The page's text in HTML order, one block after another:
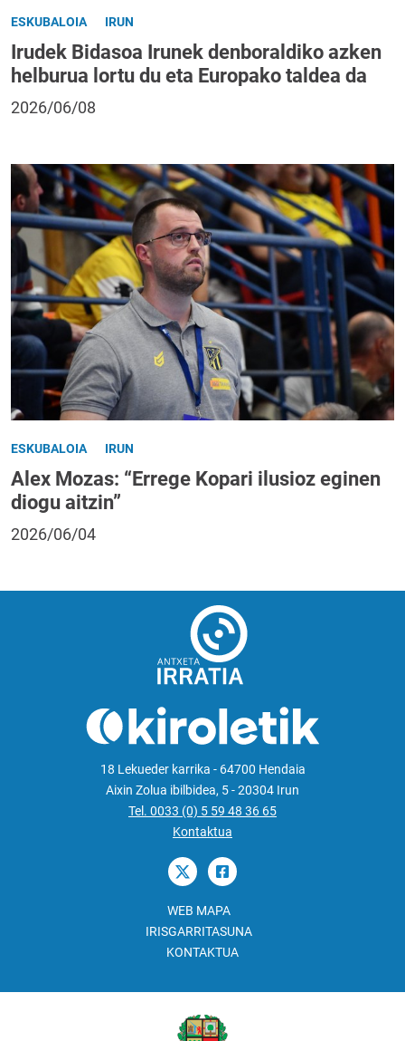
ESKUBALOIA IRUN
Irudek Bidasoa Irunek denboraldiko azken
helburua lortu du eta Europako taldea da
2026/06/08
ESKUBALOIA IRUN
Alex Mozas: “Errege Kopari ilusioz eginen
diogu aitzin”
2026/06/04
18 Lekueder karrika - 64700 Hendaia
Aixin Zolua ibilbidea, 5 - 20304 Irun
Tel. 0033 (0) 5 59 48 36 65
Kontaktua
WEB MAPA
IRISGARRITASUNA
KONTAKTUA